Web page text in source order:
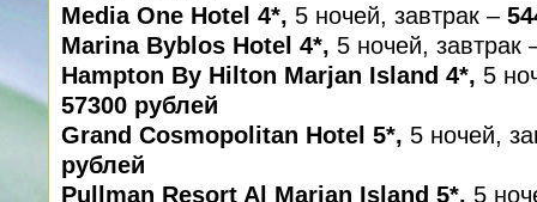
Media One Hotel 4*, 5 ночей, завтрак –
Marina Byblos Hotel 4*, 5 ночей, завтрак
Hampton By Hilton Marjan Island 4*, 5
57300 рублей
Grand Cosmopolitan Hotel 5*, 5 ночей,
рублей
Pullman Resort Al Marjan Island 5*, 5